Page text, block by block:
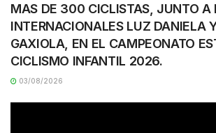
MAS DE 300 CICLISTAS, JUNTO A
INTERNACIONALES LUZ DANIELA
GAXIOLA, EN EL CAMPEONATO
CICLISMO INFANTIL 2026.
03/08/2026